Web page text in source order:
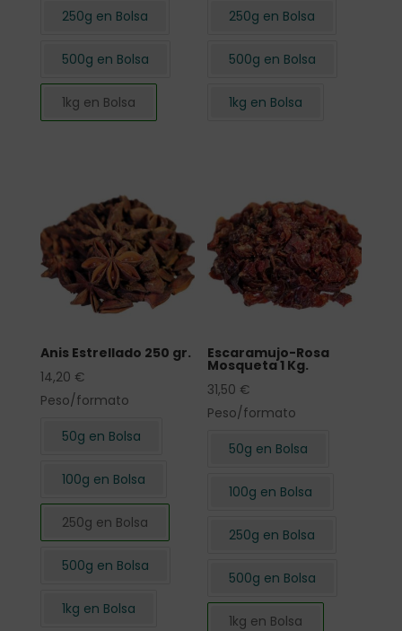
250g en Bolsa
500g en Bolsa
1kg en Bolsa
250g en Bolsa
500g en Bolsa
1kg en Bolsa
Anis Estrellado 250 gr.
14,20 €
Peso/formato
50g en Bolsa
100g en Bolsa
250g en Bolsa
500g en Bolsa
1kg en Bolsa
Escaramujo-Rosa
Mosqueta 1 Kg.
31,50 €
Peso/formato
50g en Bolsa
100g en Bolsa
250g en Bolsa
500g en Bolsa
1kg en Bolsa